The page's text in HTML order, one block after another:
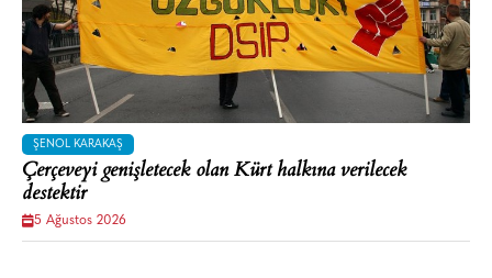
ŞENOL KARAKAŞ
Çerçeveyi genişletecek olan Kürt halkına verilecek
destektir
5 Ağustos 2026